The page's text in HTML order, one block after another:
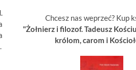
Chcesz nas weprzeć? Kup
"Żołnierz i filozof. Tadeusz
królom, carom i